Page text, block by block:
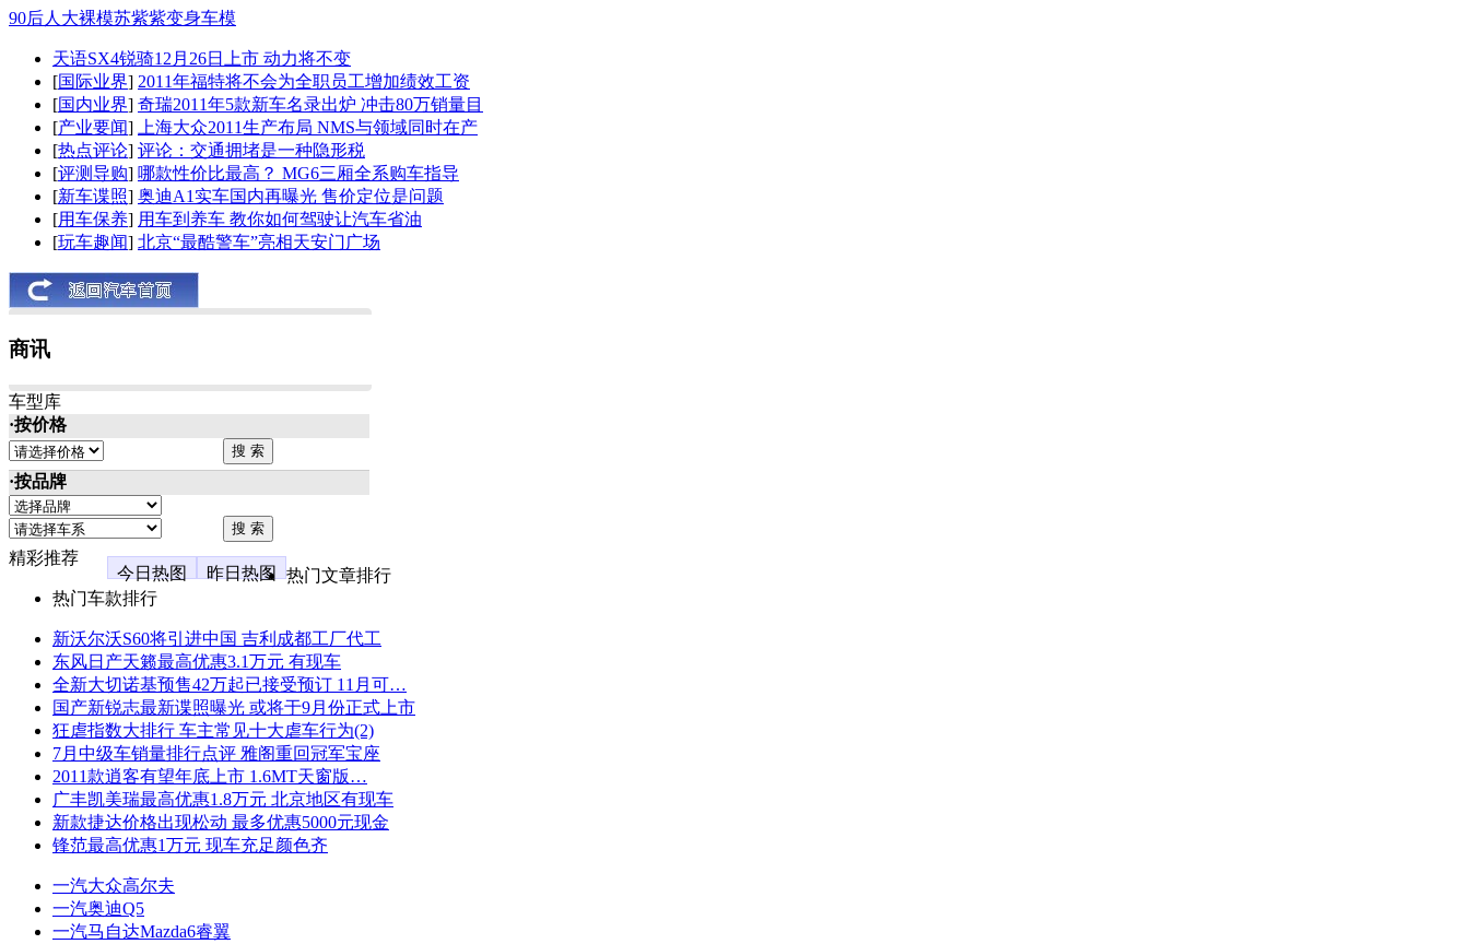
90后人大裸模苏紫紫变身车模
天语SX4锐骑12月26日上市 动力将不变
[国际业界] 2011年福特将不会为全职员工增加绩效工资
[国内业界] 奇瑞2011年5款新车名录出炉 冲击80万销量目
[产业要闻]
上海大众2011生产布局 NMS与领域同时在产
[热点评论] 评论：交通拥堵是一种隐形税
[评测导购] 哪款性价比最高？ MG6三厢全系购车指导
[新车谍照] 奥迪A1实车国内再曝光 售价定位是问题
[用车保养] 用车到养车 教你如何驾驶让汽车省油
[玩车趣闻] 北京“最酷警车”亮相天安门广场
商讯
车型库
·按价格
·按品牌
精彩推荐
今日热图
昨日热图
热门文章排行
热门车款排行
新沃尔沃S60将引进中国 吉利成都工厂代工
东风日产天籁最高优惠3.1万元 有现车
全新大切诺基预售42万起已接受预订 11月可…
国产新锐志最新谍照曝光 或将于9月份正式上市
狂虐指数大排行 车主常见十大虐车行为(2)
7月中级车销量排行点评 雅阁重回冠军宝座
2011款逍客有望年底上市 1.6MT天窗版…
广丰凯美瑞最高优惠1.8万元 北京地区有现车
新款捷达价格出现松动 最多优惠5000元现金
锋范最高优惠1万元 现车充足颜色齐
一汽大众高尔夫
一汽奥迪Q5
一汽马自达Mazda6睿翼